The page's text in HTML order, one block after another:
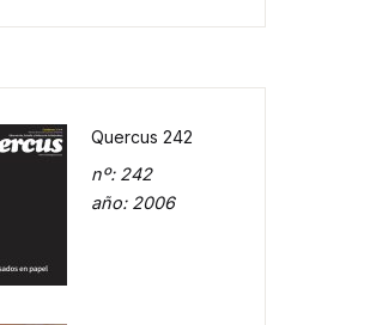
Quercus 242
nº: 242
año: 2006